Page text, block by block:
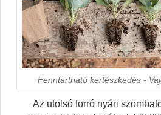
Fenntartható kertészkedés -
Az utolsó forró nyári